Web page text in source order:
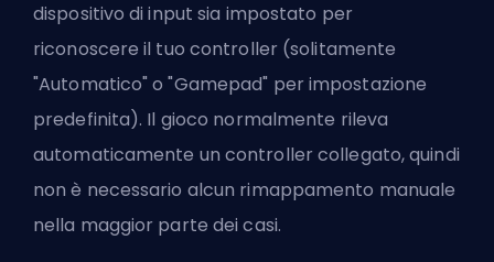
dispositivo di input sia impostato per
riconoscere il tuo controller (solitamente
"Automatico" o "Gamepad" per impostazione
predefinita). Il gioco normalmente rileva
automaticamente un controller collegato, quindi
non è necessario alcun rimappamento manuale
nella maggior parte dei casi.